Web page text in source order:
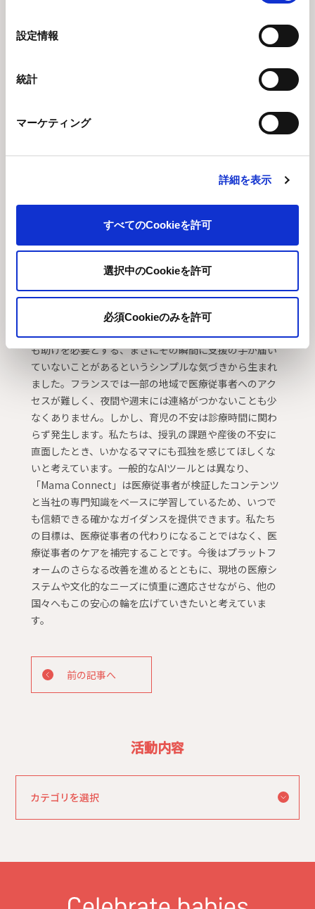
設定情報
統計
マーケティング
詳細を表示
すべてのCookieを許可
選択中のCookieを許可
必須Cookieのみを許可
現在、サービス開始から1,300件以上の対話、6,000通以
シームレスに融合させたツールとして多くのママから高
い支持を得ています。
担当者より ～すべてのママが孤立しない社会のために
～
も助けを必要とする、まさにその瞬間に支援の手が届い
ていないことがあるというシンプルな気づきから生まれ
ました。フランスでは一部の地域で医療従事者へのアク
セスが難しく、夜間や週末には連絡がつかないことも少
なくありません。しかし、育児の不安は診療時間に関わ
らず発生します。私たちは、授乳の課題や産後の不安に
直面したとき、いかなるママにも孤独を感じてほしくな
いと考えています。一般的なAIツールとは異なり、
「Mama Connect」は医療従事者が検証したコンテンツ
と当社の専門知識をベースに学習しているため、いつで
も信頼できる確かなガイダンスを提供できます。私たち
の目標は、医療従事者の代わりになることではなく、医
療従事者のケアを補完することです。今後はプラットフ
ォームのさらなる改善を進めるとともに、現地の医療シ
ステムや文化的なニーズに慎重に適応させながら、他の
国々へもこの安心の輪を広げていきたいと考えていま
す。
前の記事へ
活動内容